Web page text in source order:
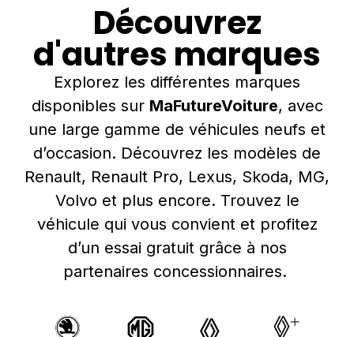
Découvrez
d'autres marques
Explorez les différentes marques
disponibles sur MaFutureVoiture, avec
une large gamme de véhicules neufs et
d’occasion. Découvrez les modèles de
Renault, Renault Pro, Lexus, Skoda, MG,
Volvo et plus encore. Trouvez le
véhicule qui vous convient et profitez
d’un essai gratuit grâce à nos
partenaires concessionnaires.